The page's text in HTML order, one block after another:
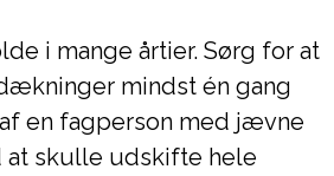
i mange årtier. Sørg for at
mindst én gang
en fagperson med jævne
at skulle udskifte hele